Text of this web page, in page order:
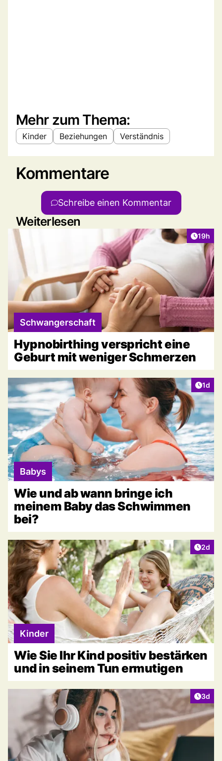
Mehr zum Thema:
Kinder Beziehungen Verständnis
Kommentare
Schreibe einen Kommentar
Weiterlesen
Artikel
19h
Schwangerschaft
Hypnobirthing verspricht eine
Geburt mit weniger Schmerzen
1d
Babys
Wie und ab wann bringe ich
meinem Baby das Schwimmen
bei?
2d
Kinder
Wie Sie Ihr Kind positiv bestärken
und in seinem Tun ermutigen
3d